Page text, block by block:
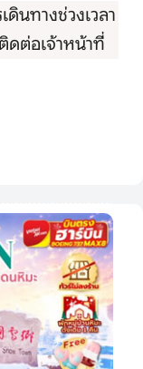
นทางช่วงเวลา
ดต่อเจ้าหน้าที่